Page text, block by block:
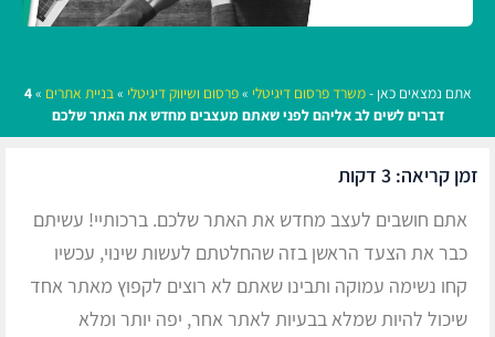
אתם נמצאים כאן -משרד פרסום דיגיטלי »פרסום ושיווק דיגיטלי » בניית אתרים »
4
דברים לשים לב אליהם לפני שאתם מעצבים מחדש את האתר שלכם
זמן קריאה: 3 דקות
אתם חושבים לעצב מחדש את האתר שלכם. ברכותיי! עשיתם
כבר את הצעד הראשן בזה שהחלטתם לעשות שינוי, עכשיו
קחו נשימה עמוקה ותבינו שאתם לא רוצים לקפוץ מאתר אחד
שיכול להיות שמלא בבעיות לאתר אחר, יפה יותר ומלא